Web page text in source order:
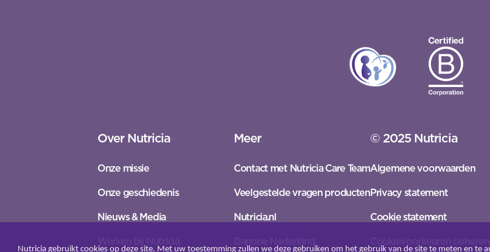
Over Nutricia
Onze missie
Onze geschiedenis
Nieuws & Media
Meer
Contact met Nutricia Care Team
Veelgestelde vragen producten
Nutricia.nl
© 2025 Nutricia
Algemene voorwaarden
Privacy statement
Cookie statement
Nutricia gebruikt cookies op deze site. Met uw toestemming zullen we deze gebruiken om het gebruik van de site te meten en te